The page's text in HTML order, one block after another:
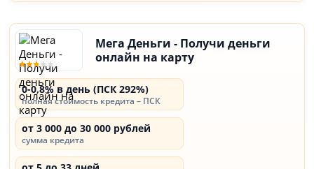
Мега Деньги - Получи деньги
онлайн на карту
0-0,8% в день (ПСК 292%)
полная стоимость кредита – ПСК
от 3 000 до 30 000 рублей
сумма кредита